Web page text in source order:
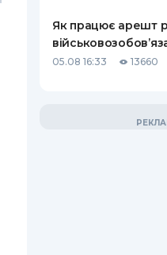
Як працює арешт
05.08 16:33 13660